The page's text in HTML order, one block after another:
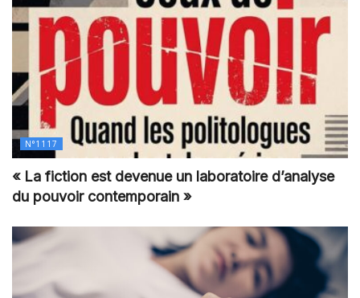
N°1117
« La fiction est devenue un laboratoire d’analyse
du pouvoir contemporain »